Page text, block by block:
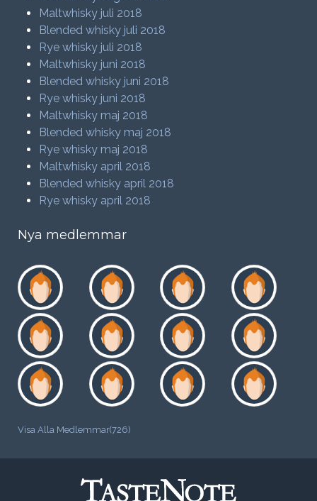
Maltwhisky juli 2018
Blended whisky juli 2018
Rye whisky juli 2018
Maltwhisky juni 2018
Blended whisky juni 2018
Rye whisky juni 2018
Maltwhisky maj 2018
Blended whisky maj 2018
Rye whisky maj 2018
Maltwhisky april 2018
Blended whisky april 2018
Rye whisky april 2018
Nya medlemmar
Visa Alla Medlemmar(726)